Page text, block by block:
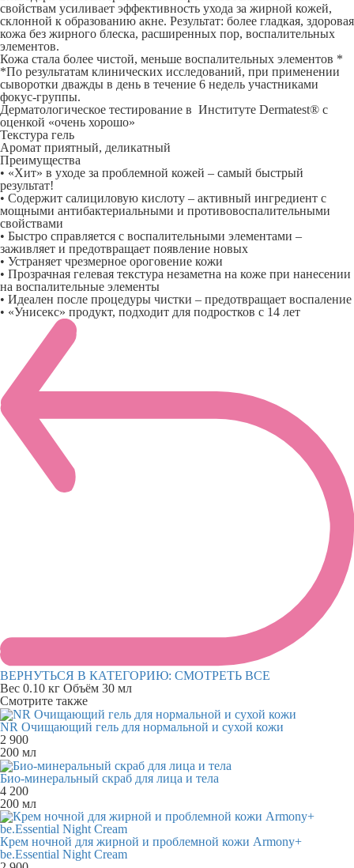
свойствам усиливает эффективность ухода за жирной кожей,
склонной к образованию акне. Результат: более гладкая, здоровая
кожа без жирного блеска, расширенных пор, воспалительных
элементов.
Кожа стала более чистой, меньше воспалительных элементов *
*По результатам клинических исследований, при применении
сыворотки дважды в день в течение 6 недель участниками
фокус-группы.
Дерматологическое тестирование в Институте Dermatest® с
оценкой «очень хорошо»
Текстура гель
Аромат приятный, деликатный
Преимущества
• «Хит» в уходе за проблемной кожей – самый быстрый
результат!
• Содержит салициловую кислоту – активный ингредиент с
мощными антибактериальными и противовоспалительными
свойствами
• Быстро справляется с воспалительными элементами –
заживляет и предотвращает появление новых
• Устраняет чрезмерное ороговение кожи
• Прозрачная гелевая текстура незаметна на коже при нанесении
на воспалительные элементы
• Идеален после процедуры чистки – предотвращает воспаление
• «Унисекс» продукт, подходит для подростков с 14 лет
ВЕРНУТЬСЯ В КАТЕГОРИЮ: СМОТРЕТЬ ВСЕ
Вес 0.10 кг Объём 30 мл
Смотрите также
NR Очищающий гель для нормальной и сухой кожи
2 900
200 мл
Био-минеральный скраб для лица и тела
4 200
200 мл
Крем ночной для жирной и проблемной кожи Armony+
be.Essential Night Cream